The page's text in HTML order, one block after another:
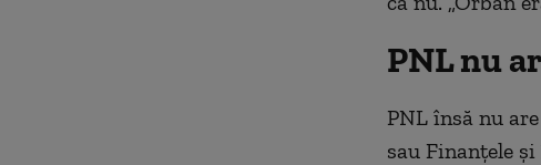
PNL nu
PNL însă nu
sau Finanțele